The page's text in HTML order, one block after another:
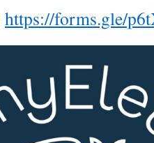
https://forms.gle/